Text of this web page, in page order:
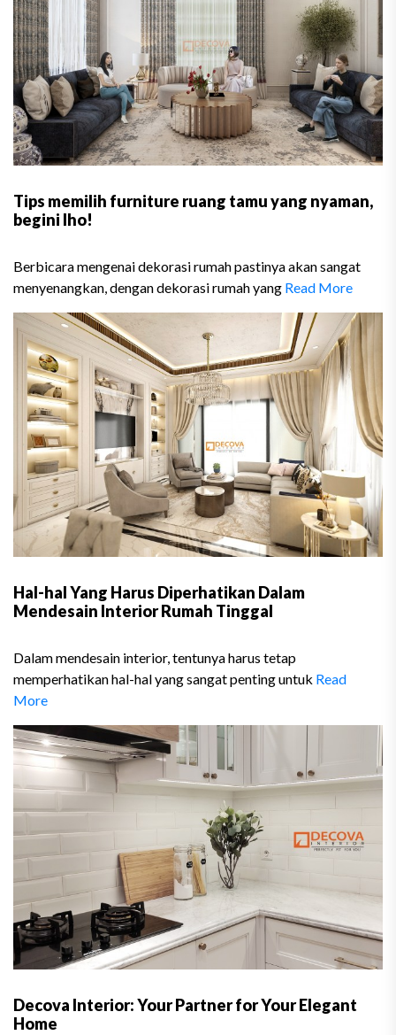
Tips memilih furniture ruang tamu yang nyaman,
begini lho!
Berbicara mengenai dekorasi rumah pastinya akan sangat
menyenangkan, dengan dekorasi rumah yang Read More
Hal-hal Yang Harus Diperhatikan Dalam
Mendesain Interior Rumah Tinggal
Dalam mendesain interior, tentunya harus tetap
memperhatikan hal-hal yang sangat penting untuk Read
More
Decova Interior: Your Partner for Your Elegant
Home